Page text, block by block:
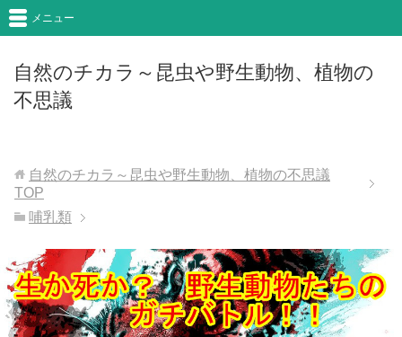
自然のチカラ～昆虫や野生動物、植物の
不思議
メニュー
自然のチカラ～昆虫や野生動物、植物の不思議
TOP
哺乳類